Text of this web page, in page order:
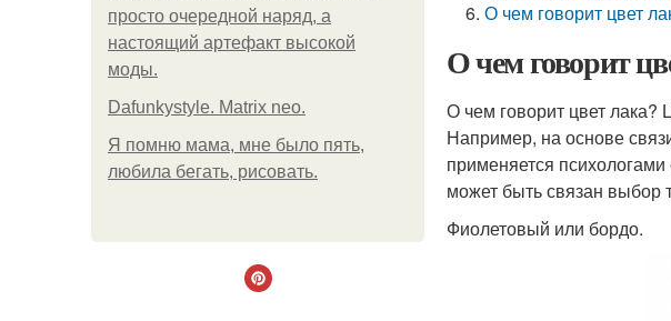
просто очередной наряд, а
настоящий артефакт высокой
моды.
Dafunkystyle. Matrix neo.
Я помню мама, мне было пять,
любила бегать, рисовать.
О чем говорит цвет
О чем говорит
О чем говорит цвет
Например, на основе
применяется
может быть связан выбор
Фиолетовый или бордо.